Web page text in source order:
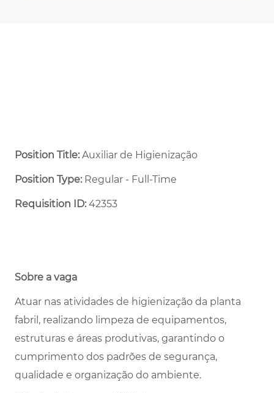
Position Title:Auxiliar de Higienização
Position Type:Regular - Full-Time ​
Requisition ID:42353
Sobre a vaga
Atuar nas atividades de higienização da planta
fabril, realizando limpeza de equipamentos,
estruturas e áreas produtivas, garantindo o
cumprimento dos padrões de segurança,
qualidade e organização do ambiente.